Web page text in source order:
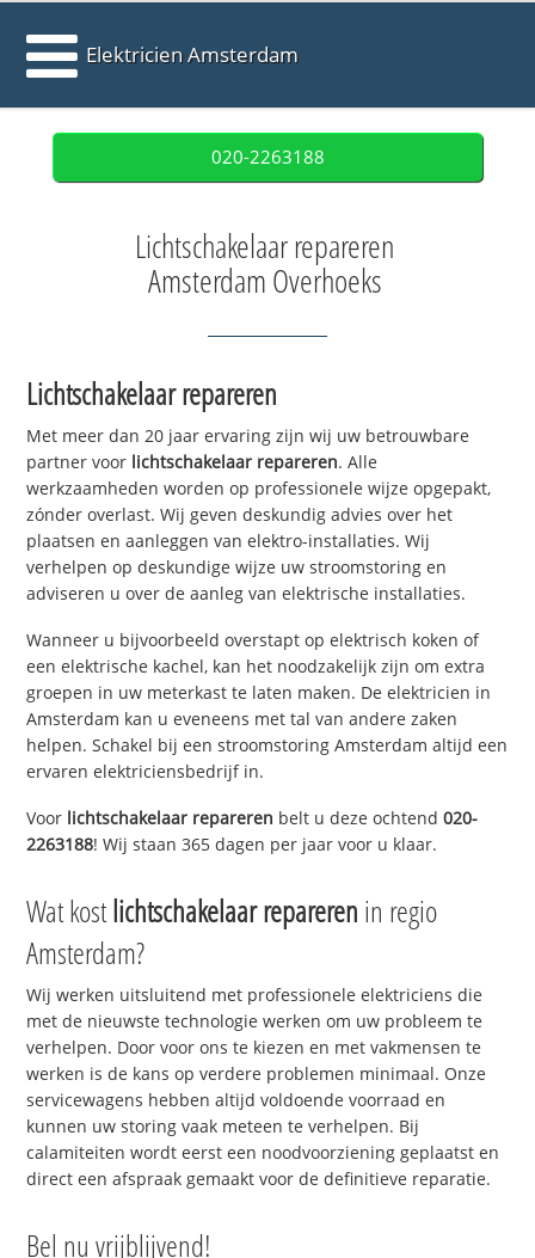
Elektricien Amsterdam
020-2263188
Lichtschakelaar repareren
Amsterdam Overhoeks
Lichtschakelaar repareren
Met meer dan 20 jaar ervaring zijn wij uw betrouwbare
partner voor lichtschakelaar repareren. Alle
werkzaamheden worden op professionele wijze opgepakt,
zónder overlast. Wij geven deskundig advies over het
plaatsen en aanleggen van elektro-installaties. Wij
verhelpen op deskundige wijze uw stroomstoring en
adviseren u over de aanleg van elektrische installaties.
Wanneer u bijvoorbeeld overstapt op elektrisch koken of
een elektrische kachel, kan het noodzakelijk zijn om extra
groepen in uw meterkast te laten maken. De elektricien in
Amsterdam kan u eveneens met tal van andere zaken
helpen. Schakel bij een stroomstoring Amsterdam altijd een
ervaren elektriciensbedrijf in.
Voor lichtschakelaar repareren belt u deze ochtend020-
2263188! Wij staan 365 dagen per jaar voor u klaar.
Wat kostlichtschakelaar repareren in regio
Amsterdam?
Wij werken uitsluitend met professionele elektriciens die
met de nieuwste technologie werken om uw probleem te
verhelpen. Door voor ons te kiezen en met vakmensen te
werken is de kans op verdere problemen minimaal. Onze
servicewagens hebben altijd voldoende voorraad en
kunnen uw storing vaak meteen te verhelpen. Bij
calamiteiten wordt eerst een noodvoorziening geplaatst en
direct een afspraak gemaakt voor de definitieve reparatie.
Bel nu vrijblijvend!